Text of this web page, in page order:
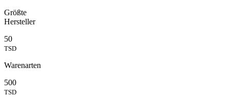
Größte
Hersteller
50
TSD
Warenarten
500
TSD